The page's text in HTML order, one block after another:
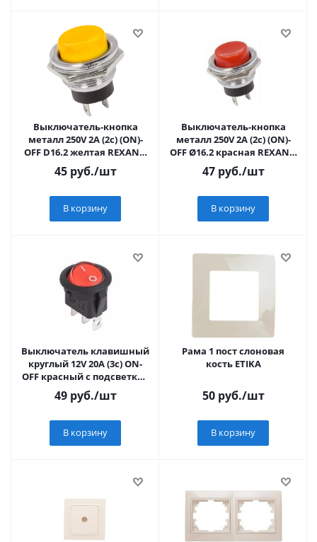
Выключатель-кнопка
металл 250V 2А (2с) (ON)-
OFF D16.2 желтая REXANT,
36-3354
45руб./шт
В корзину
Выключатель-кнопка
металл 250V 2А (2с) (ON)-
OFF Ø16.2 красная REXANT,
36-3351
47руб./шт
В корзину
Выключатель клавишный
круглый 12V 20А (3с) ON-
OFF красный с подсветкой
(10/3000) REXANT
49руб./шт
В корзину
Рама 1 пост слоновая
кость ETIKA
50руб./шт
В корзину